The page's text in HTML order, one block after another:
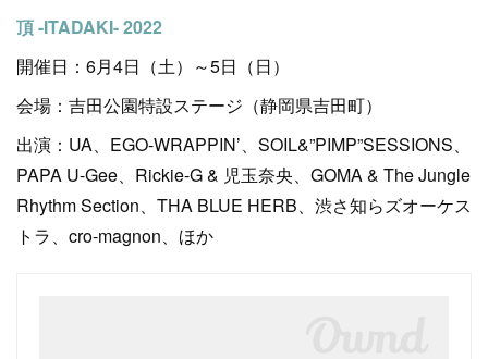
頂 -ITADAKI- 2022
開催日：6月4日（土）～5日（日）
会場：吉田公園特設ステージ（静岡県吉田町）
出演：UA、EGO-WRAPPIN’、SOIL&”PIMP”SESSIONS、
PAPA U-Gee、Rickie-G & 児玉奈央、GOMA & The Jungle
Rhythm Section、THA BLUE HERB、渋さ知らズオーケス
トラ、cro-magnon、ほか